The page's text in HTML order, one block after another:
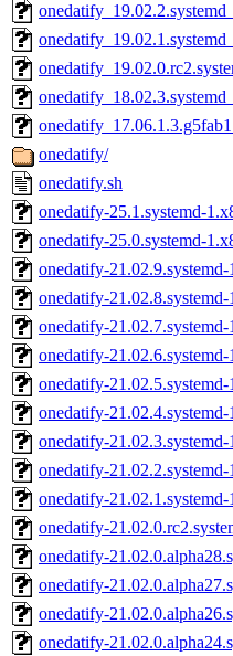
onedatify/
onedatify.sh
onedatify-25.1.systemd-
onedatify-25.0.systemd-
onedatify-
onedatify-
onedatify-
onedatify-
onedatify-
onedatify-
onedatify-
onedatify-
onedatify-
onedatify-
onedatify-
onedatify-
onedatify-
onedatify-